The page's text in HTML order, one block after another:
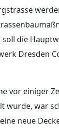
die
Dresden
vor einiger
wurde, war
neue